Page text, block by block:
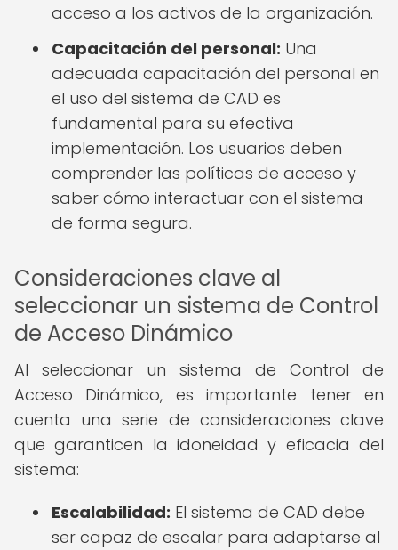
acceso a los activos de la organización.
Capacitación del personal: Una
adecuada capacitación del personal en
el uso del sistema de CAD es
fundamental para su efectiva
implementación. Los usuarios deben
comprender las políticas de acceso y
saber cómo interactuar con el sistema
de forma segura.
Consideraciones clave al
seleccionar un sistema de Control
de Acceso Dinámico
Al seleccionar un sistema de Control de
Acceso Dinámico, es importante tener en
cuenta una serie de consideraciones clave
que garanticen la idoneidad y eficacia del
sistema:
Escalabilidad: El sistema de CAD debe
ser capaz de escalar para adaptarse al